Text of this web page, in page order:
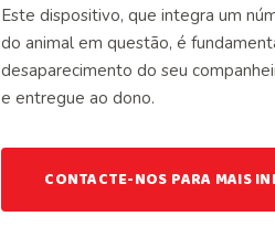
Este dispositivo, que integra um
do animal em questão, é
desaparecimento do seu
e entregue ao dono.
CONTACTE-NOS PARA MAIS